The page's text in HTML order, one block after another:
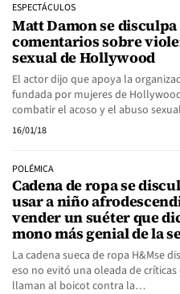
ESPECTÁCULOS
Matt Damon se
comentarios sobre
sexual de Hollywood
El actor dijo que apoya la
fundada por mujeres de
combatir el acoso y el abuso
16/01/18
POLÉMICA
Cadena de ropa se
usar a niño
vender un suéter que
mono más genial de la
La cadena sueca de ropa H&Mse
eso no evitó una oleada de
llaman al boicot contra la…